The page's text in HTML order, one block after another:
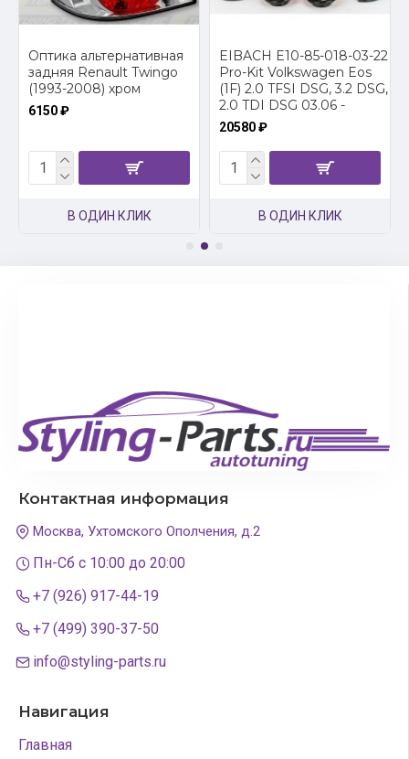
Оптика альтернативная
задняя Renault Twingo
(1993-2008) хром
6150 ₽
В ОДИН КЛИК
EIBACH E10-85-018-03-22
Pro-Kit Volkswagen Eos
(1F) 2.0 TFSI DSG, 3.2 DSG,
2.0 TDI DSG 03.06 -
20580 ₽
В ОДИН КЛИК
Контактная информация
Москва, Ухтомского Ополчения, д.2
Пн-Сб с 10:00 до 20:00
+7 (926) 917-44-19
+7 (499) 390-37-50
info@styling-parts.ru
Навигация
Главная